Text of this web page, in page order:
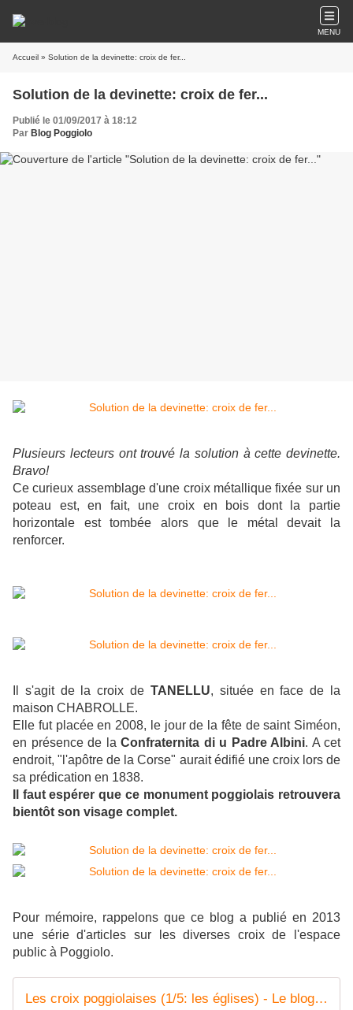
MENU
Accueil » Solution de la devinette: croix de fer...
Solution de la devinette: croix de fer...
Publié le 01/09/2017 à 18:12
Par Blog Poggiolo
Plusieurs lecteurs ont trouvé la solution à cette devinette.
Bravo!
Ce curieux assemblage d'une croix métallique fixée sur un
poteau est, en fait, une croix en bois dont la partie
horizontale est tombée alors que le métal devait la
renforcer.
Il s'agit de la croix de TANELLU, située en face de la
maison CHABROLLE.
Elle fut placée en 2008, le jour de la fête de saint Siméon,
en présence de la Confraternita di u Padre Albini. A cet
endroit, "l'apôtre de la Corse" aurait édifié une croix lors de
sa prédication en 1838.
Il faut espérer que ce monument poggiolais retrouvera
bientôt son visage complet.
Pour mémoire, rappelons que ce blog a publié en 2013
une série d'articles sur les diverses croix de l'espace
public à Poggiolo.
Les croix poggiolaises (1/5: les églises) - Le blog des Poggiolais